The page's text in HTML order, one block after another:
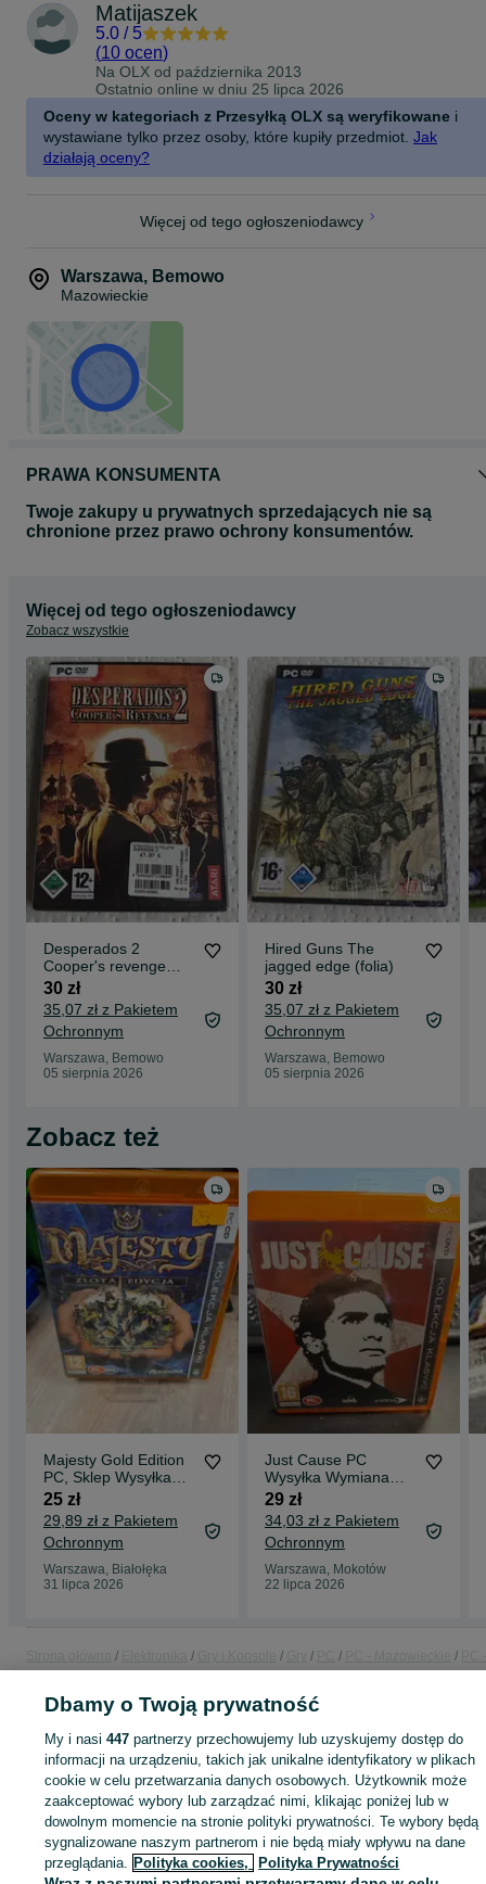
Matijaszek
5.0 / 5
(10 ocen)
Na OLX od października 2013
Ostatnio online w dniu 25 lipca 2026
Oceny w kategoriach z Przesyłką OLX są weryfikowane i
wystawiane tylko przez osoby, które kupiły przedmiot. Jak
działają oceny?
Więcej od tego ogłoszeniodawcy
Warszawa, Bemowo
Mazowieckie
PRAWA KONSUMENTA
Twoje zakupy u prywatnych sprzedających nie są
chronione przez prawo ochrony konsumentów.
Więcej od tego ogłoszeniodawcy
Zobacz wszystkie
Desperados 2
Cooper's revenge
(folia)
30 zł
35,07 zł z Pakietem
Ochronnym
Warszawa, Bemowo
05 sierpnia 2026
Hired Guns The
jagged edge (folia)
30 zł
35,07 zł z Pakietem
Ochronnym
Warszawa, Bemowo
05 sierpnia 2026
Zobacz też
Majesty Gold Edition
PC, Sklep Wysyłka
Wymiana
25 zł
29,89 zł z Pakietem
Ochronnym
Warszawa, Białołęka
31 lipca 2026
Just Cause PC
Wysyłka Wymiana
Sklep Mokotów
29 zł
34,03 zł z Pakietem
Ochronnym
Warszawa, Mokotów
22 lipca 2026
KATEGORIA
ID:1072160442 Wyświetlenia:
Dbamy o Twoją prywatność
My i nasi447 partnerzy przechowujemy lub uzyskujemy dostęp do
informacji na urządzeniu, takich jak unikalne identyfikatory w plikach
cookie w celu przetwarzania danych osobowych. Użytkownik może
zaakceptować wybory lub zarządzać nimi, klikając poniżej lub w
dowolnym momencie na stronie polityki prywatności. Te wybory będą
sygnalizowane naszym partnerom i nie będą miały wpływu na dane
przeglądania. Polityka cookies, Polityka Prywatności